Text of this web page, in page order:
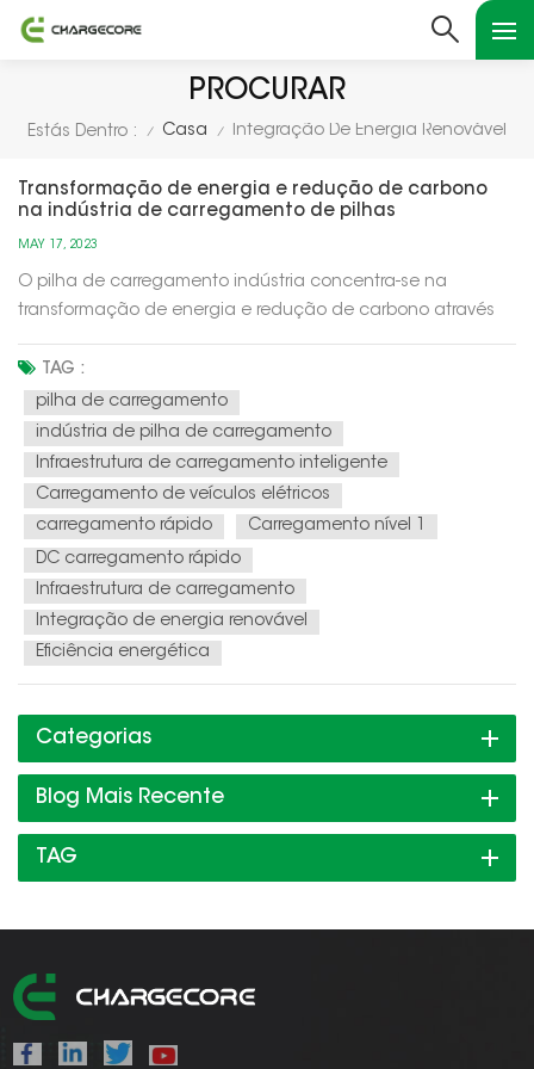
PROCURAR
Estás Dentro : / Casa / Integração De Energia Renovável
Transformação de energia e redução de carbono
na indústria de carregamento de pilhas
MAY 17, 2023
O pilha de carregamento indústria concentra-se na
transformação de energia e redução de carbono através
de carregamento são cada vez mais alimentadas por
fontes de energia renováveis, como solar e eólica. Essa
integração reduz a depen...
TAG :
pilha de carregamento
indústria de pilha de carregamento
Infraestrutura de carregamento inteligente
Carregamento de veículos elétricos
carregamento rápido
Carregamento nível 1
DC carregamento rápido
Infraestrutura de carregamento
Integração de energia renovável
Eficiência energética
Categorias
Blog Mais Recente
TAG